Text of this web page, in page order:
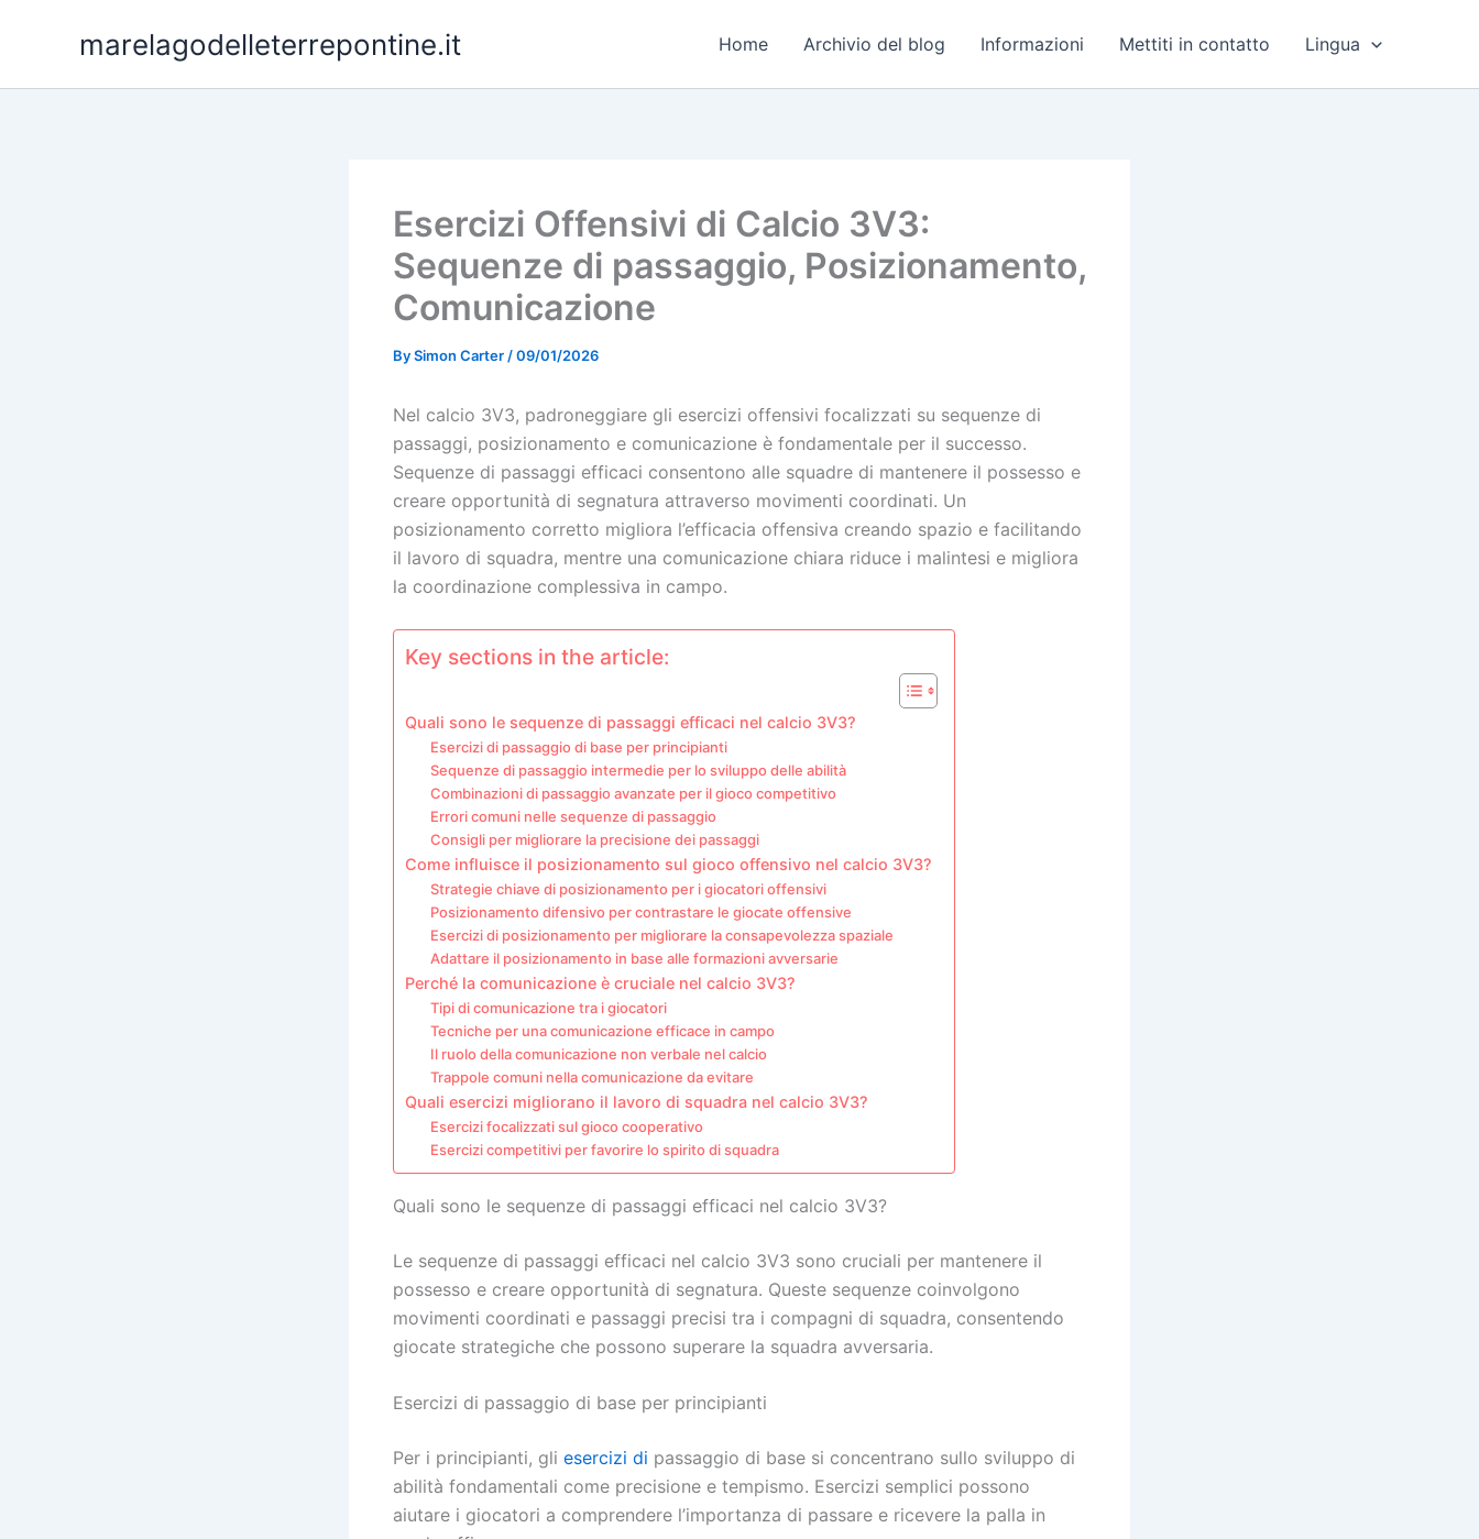
marelagodelleterrepontine.it Home Archivio del blog Informazioni Mettiti in contatto Lingua
Esercizi Offensivi di Calcio 3V3:
Sequenze di passaggio, Posizionamento,
Comunicazione
BySimon Carter /09/01/2026
Nel calcio 3V3, padroneggiare gli esercizi offensivi focalizzati su sequenze di
passaggi, posizionamento e comunicazione è fondamentale per il successo.
Sequenze di passaggi efficaci consentono alle squadre di mantenere il possesso e
creare opportunità di segnatura attraverso movimenti coordinati. Un
posizionamento corretto migliora l’efficacia offensiva creando spazio e facilitando
il lavoro di squadra, mentre una comunicazione chiara riduce i malintesi e migliora
la coordinazione complessiva in campo.
Key sections in the article:
Quali sono le sequenze di passaggi efficaci nel calcio 3V3?
Esercizi di passaggio di base per principianti
Sequenze di passaggio intermedie per lo sviluppo delle abilità
Combinazioni di passaggio avanzate per il gioco competitivo
Errori comuni nelle sequenze di passaggio
Consigli per migliorare la precisione dei passaggi
Come influisce il posizionamento sul gioco offensivo nel calcio 3V3?
Strategie chiave di posizionamento per i giocatori offensivi
Posizionamento difensivo per contrastare le giocate offensive
Esercizi di posizionamento per migliorare la consapevolezza spaziale
Adattare il posizionamento in base alle formazioni avversarie
Perché la comunicazione è cruciale nel calcio 3V3?
Tipi di comunicazione tra i giocatori
Tecniche per una comunicazione efficace in campo
Il ruolo della comunicazione non verbale nel calcio
Trappole comuni nella comunicazione da evitare
Quali esercizi migliorano il lavoro di squadra nel calcio 3V3?
Esercizi focalizzati sul gioco cooperativo
Esercizi competitivi per favorire lo spirito di squadra
Quali sono le sequenze di passaggi efficaci nel calcio 3V3?
Le sequenze di passaggi efficaci nel calcio 3V3 sono cruciali per mantenere il
possesso e creare opportunità di segnatura. Queste sequenze coinvolgono
movimenti coordinati e passaggi precisi tra i compagni di squadra, consentendo
giocate strategiche che possono superare la squadra avversaria.
Esercizi di passaggio di base per principianti
Per i principianti, gli esercizi di passaggio di base si concentrano sullo sviluppo di
abilità fondamentali come precisione e tempismo. Esercizi semplici possono
aiutare i giocatori a comprendere l’importanza di passare e ricevere la palla in